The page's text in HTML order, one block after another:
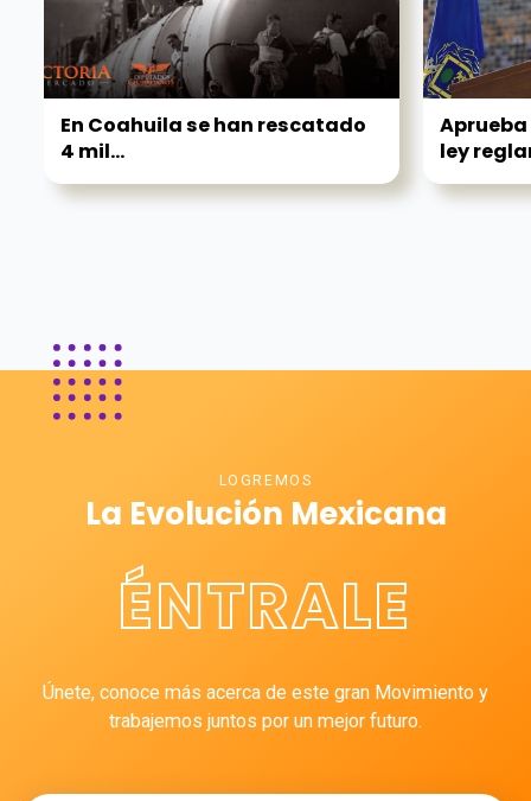
En Coahuila se han rescatado
4 mil...
ley
LOGREMOS
La Evolución Mexicana
ÉNTRALE
Únete, conoce más acerca de este gran Movimiento y
trabajemos juntos por un mejor futuro.